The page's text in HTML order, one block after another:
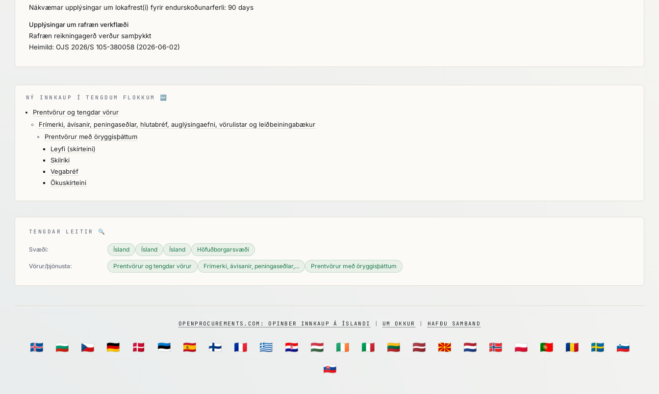
Nákvæmar upplýsingar um lokafrest(i) fyrir endurskoðunarferli: 90 days
Upplýsingar um rafræn verkflæði
Rafræn reikningagerð verður samþykkt
Heimild: OJS 2026/S 105-380058 (2026-06-02)
NÝ INNKAUP Í TENGDUM FLOKKUM 🆕
Prentvörur og tengdar vörur
Frímerki, ávísanir, peningaseðlar, hlutabréf, auglýsingaefni, vörulistar og leiðbeiningabækur
Prentvörur með öryggisþáttum
Leyfi (skírteini)
Skilríki
Vegabréf
Ökuskírteini
TENGDAR LEITIR 🔍
Svæði: Ísland Ísland Ísland Höfuðborgarsvæði
Vörur/þjónusta: Prentvörur og tengdar vörur Frímerki, ávísanir, peningaseðlar,... Prentvörur með öryggisþáttum
OPENPROCUREMENTS.COM: OPINBER INNKAUP Á ÍSLANDI UM OKKUR HAFÐU SAMBAND
🇮🇸 🇧🇬 🇨🇿 🇩🇪 🇩🇰 🇪🇪 🇪🇸 🇫🇮 🇫🇷 🇬🇷 🇭🇷 🇭🇺 🇮🇪 🇮🇹 🇱🇹 🇱🇻 🇲🇰 🇳🇱 🇳🇴 🇵🇱 🇵🇹 🇷🇴 🇸🇪
🇸🇮
🇸🇰